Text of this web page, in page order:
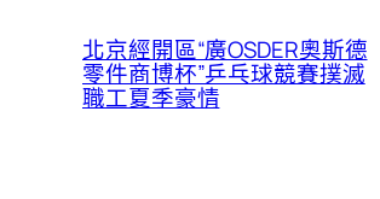
北京經開區“廣OSDER奧斯德
零件商博杯”乒乓球競賽撲滅
職工夏季豪情